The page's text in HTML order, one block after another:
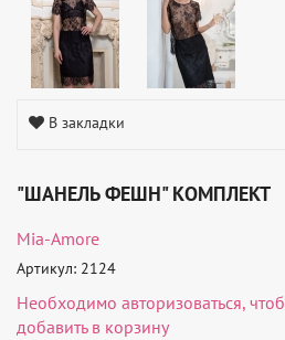
В закладки
"ШАНЕЛЬ ФЕШН" КОМПЛЕКТ
Mia-Amore
Артикул: 2124
Необходимо авторизоваться,
добавить в корзину